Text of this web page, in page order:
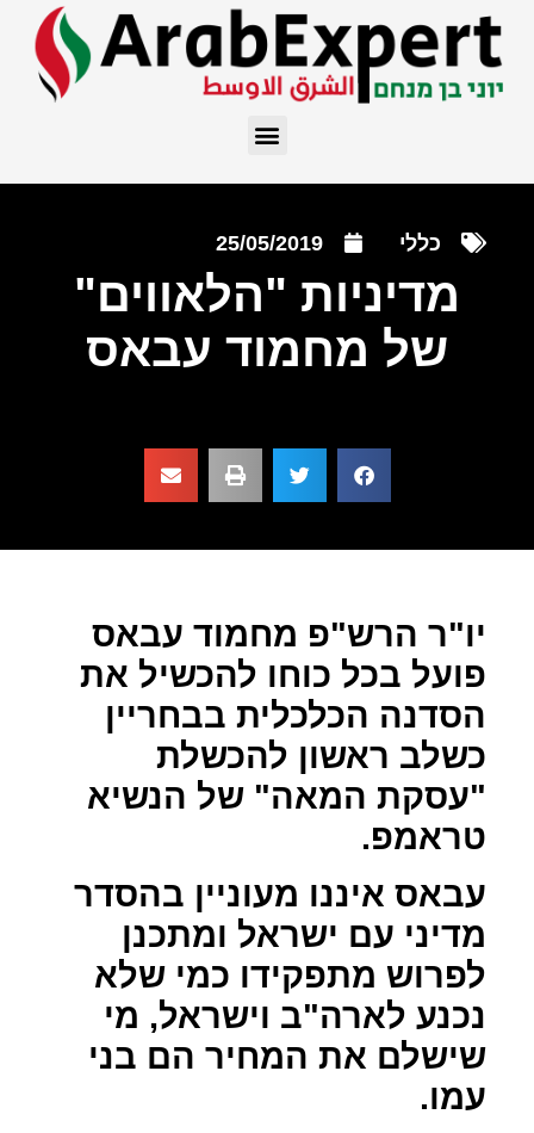
כללי 25/05/2019
מדיניות "הלאווים"
של מחמוד עבאס
יו"ר הרש"פ מחמוד עבאס
פועל בכל כוחו להכשיל את
הסדנה הכלכלית בבחריין
כשלב ראשון להכשלת
"עסקת המאה" של הנשיא
טראמפ.
עבאס איננו מעוניין בהסדר
מדיני עם ישראל ומתכנן
לפרוש מתפקידו כמי שלא
נכנע לארה"ב וישראל, מי
שישלם את המחיר הם בני
עמו.